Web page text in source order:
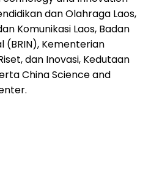
dan Olahraga Laos,
Komunikasi Laos, Badan
(BRIN), Kementerian
dan Inovasi, Kedutaan
China Science and